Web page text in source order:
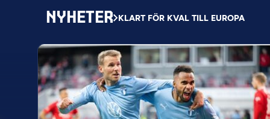
NYHETER KLART FÖR KVAL TILL EUROPA